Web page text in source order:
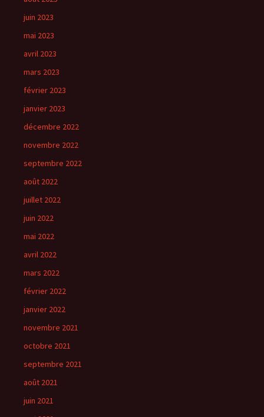
juin 2023
mai 2023
avril 2023
mars 2023
février 2023
janvier 2023
décembre 2022
novembre 2022
septembre 2022
août 2022
juillet 2022
juin 2022
mai 2022
avril 2022
mars 2022
février 2022
janvier 2022
novembre 2021
octobre 2021
septembre 2021
août 2021
juin 2021